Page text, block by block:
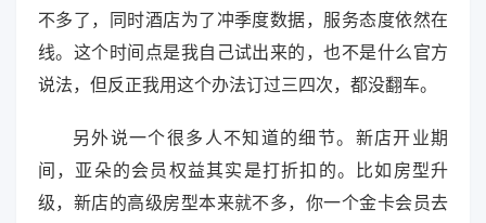
不多了，同时酒店为了冲季度数据，服务态度依然在
线。这个时间点是我自己试出来的，也不是什么官方
说法，但反正我用这个办法订过三四次，都没翻车。
另外说一个很多人不知道的细节。新店开业期
间，亚朵的会员权益其实是打折扣的。比如房型升
级，新店的高级房型本来就不多，你一个金卡会员去